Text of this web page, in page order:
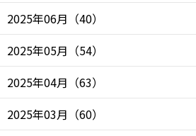
2025年06月 （40）
2025年05月 （54）
2025年04月 （63）
2025年03月 （60）